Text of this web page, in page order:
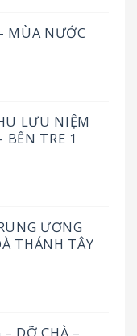
MÙA NƯỚC
LƯU NIỆM
TRE 1
ƯƠNG
THÁNH TÂY